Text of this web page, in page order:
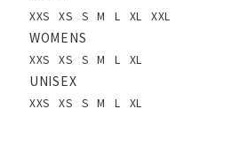
XXS XS S M L XL XXL
WOMENS
XXS XS S M L XL
UNISEX
XXS XS S M L XL